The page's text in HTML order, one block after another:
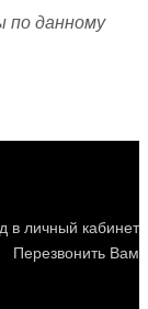
по данному
в личный кабинет
Перезвонить Вам